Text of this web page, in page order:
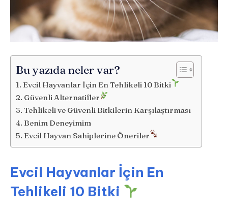
Bu yazıda neler var?
Evcil Hayvanlar İçin En Tehlikeli 10 Bitki
Güvenli Alternatifler
Tehlikeli ve Güvenli Bitkilerin Karşılaştırması
Benim Deneyimim
Evcil Hayvan Sahiplerine Öneriler
Evcil Hayvanlar İçin En
Tehlikeli 10 Bitki